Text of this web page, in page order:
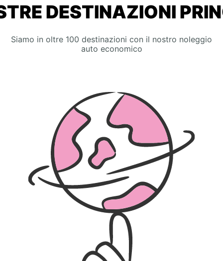
DESTINAZIONI
Siamo in oltre 100 destinazioni con il nostro noleggio
auto economico